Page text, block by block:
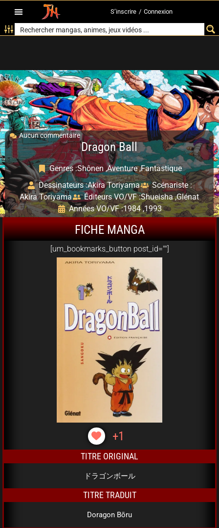
S’inscrire / Connexion
Aucun commentaire
Dragon Ball
Genres :Shônen ,Aventure ,Fantastique
Dessinateurs :Akira Toriyama
Scénariste :
Akira Toriyama
Éditeurs VO/VF :Shueisha ,Glénat
Années VO/VF :1984 ,1993
FICHE MANGA
[um_bookmarks_button post_id=""]
+1
TITRE ORIGINAL
ドラゴンボール
TITRE TRADUIT
Doragon Bōru